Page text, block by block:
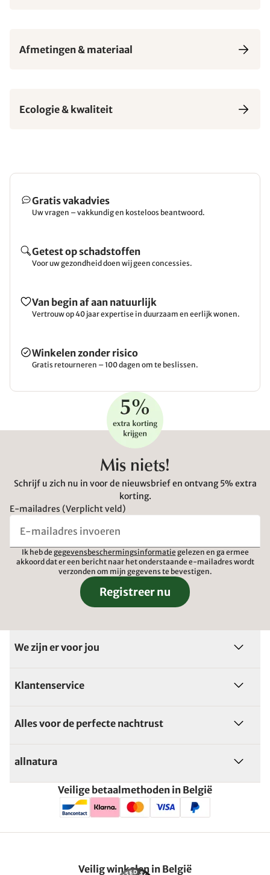
Afmetingen & materiaal
Ecologie & kwaliteit
Gratis vakadvies
Uw vragen – vakkundig en kosteloos beantwoord.
Getest op schadstoffen
Voor uw gezondheid doen wij geen concessies.
Van begin af aan natuurlijk
Vertrouw op 40 jaar expertise in duurzaam en eerlijk wonen.
Winkelen zonder risico
Gratis retourneren – 100 dagen om te beslissen.
Mis niets!
Schrijf u zich nu in voor de nieuwsbrief en ontvang 5% extra
korting.
E-mailadres (Verplicht veld)
Ik heb de gegevensbeschermingsinformatie gelezen en ga ermee
akkoord dat er een bericht naar het onderstaande e-mailadres wordt
verzonden om mijn gegevens te bevestigen.
Registreer nu
We zijn er voor jou
Klantenservice
Alles voor de perfecte nachtrust
allnatura
Veilige betaalmethoden in België
Veilig winkelen in België